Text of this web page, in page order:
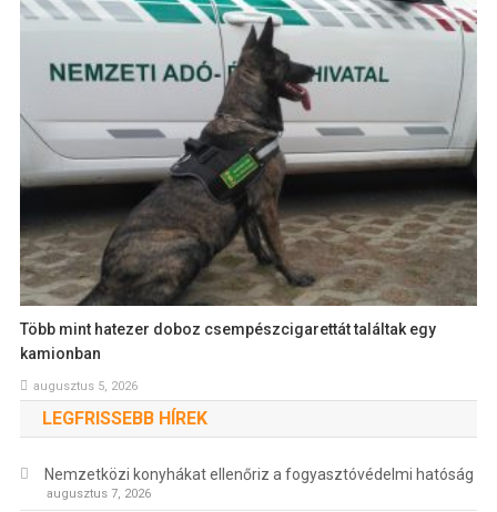
Több mint hatezer doboz csempészcigarettát találtak egy
kamionban
augusztus 5, 2026
LEGFRISSEBB HÍREK
Nemzetközi konyhákat ellenőriz a fogyasztóvédelmi hatóság
augusztus 7, 2026